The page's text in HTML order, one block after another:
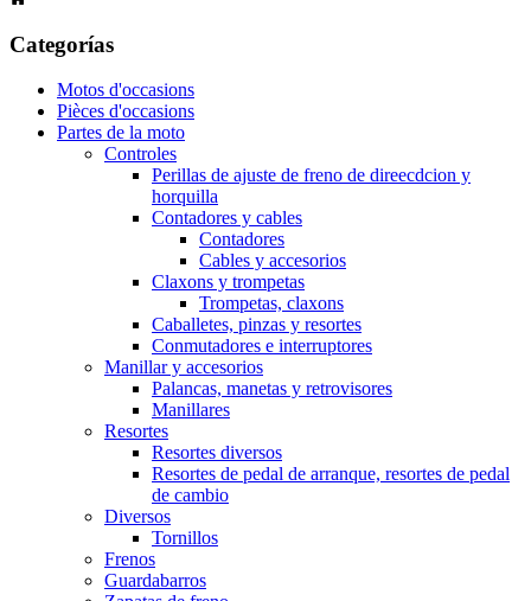
Categorías
Motos d'occasions
Pièces d'occasions
Partes de la moto
Controles
Perillas de ajuste de freno de direecdcion y
horquilla
Contadores y cables
Contadores
Cables y accesorios
Claxons y trompetas
Trompetas, claxons
Caballetes, pinzas y resortes
Conmutadores e interruptores
Manillar y accesorios
Palancas, manetas y retrovisores
Manillares
Resortes
Resortes diversos
Resortes de pedal de arranque, resortes de pedal
de cambio
Diversos
Tornillos
Frenos
Guardabarros